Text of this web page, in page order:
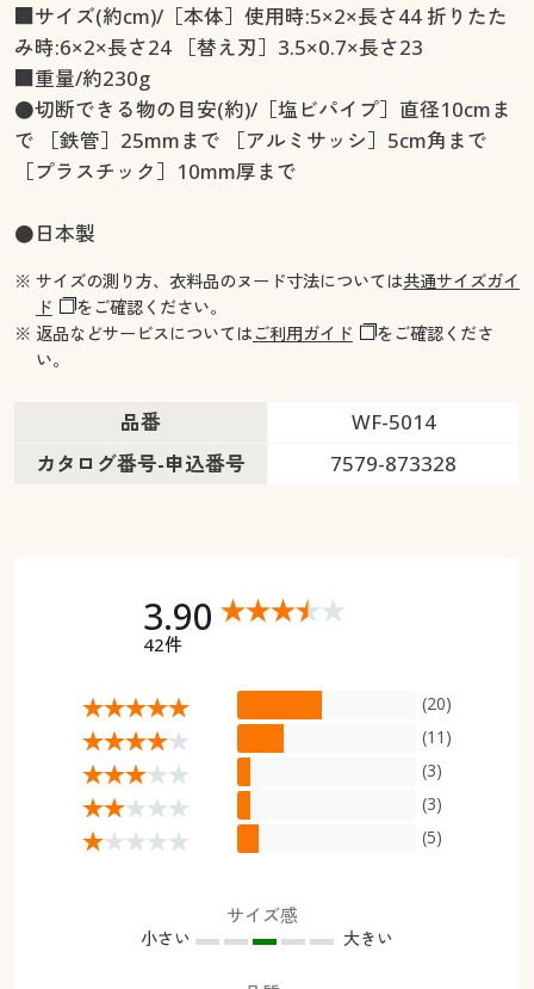
■サイズ(約cm)/［本体］使用時:5×2×長さ44 折りたた
み時:6×2×長さ24 ［替え刃］3.5×0.7×長さ23
■重量/約230g
●切断できる物の目安(約)/［塩ビパイプ］直径10cmま
で ［鉄管］25mmまで ［アルミサッシ］5cm角まで
［プラスチック］10mm厚まで
●日本製
※ サイズの測り方、衣料品のヌード寸法については共通サイズガイ
ド
をご確認ください。
※ 返品などサービスについてはご利用ガイド
をご確認くださ
い。
品番
WF-5014
カタログ番号-申込番号
7579-873328
3.90
42件
(20)
(11)
(3)
(3)
(5)
サイズ感
小さい 大きい